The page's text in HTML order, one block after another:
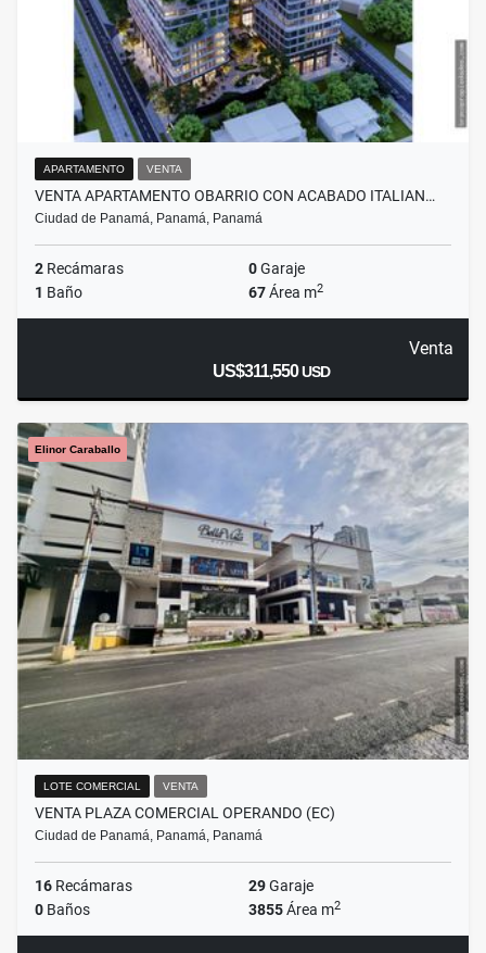
APARTAMENTO VENTA
VENTA APARTAMENTO OBARRIO CON ACABADO ITALIAN…
Ciudad de Panamá, Panamá, Panamá
2 Recámaras 0Garaje
1 Baño 67Área m2
Venta
US$311,550USD
Elinor Caraballo
LOTE COMERCIAL VENTA
VENTA PLAZA COMERCIAL OPERANDO (EC)
Ciudad de Panamá, Panamá, Panamá
16 Recámaras 29Garaje
0 Baños 3855Área m2